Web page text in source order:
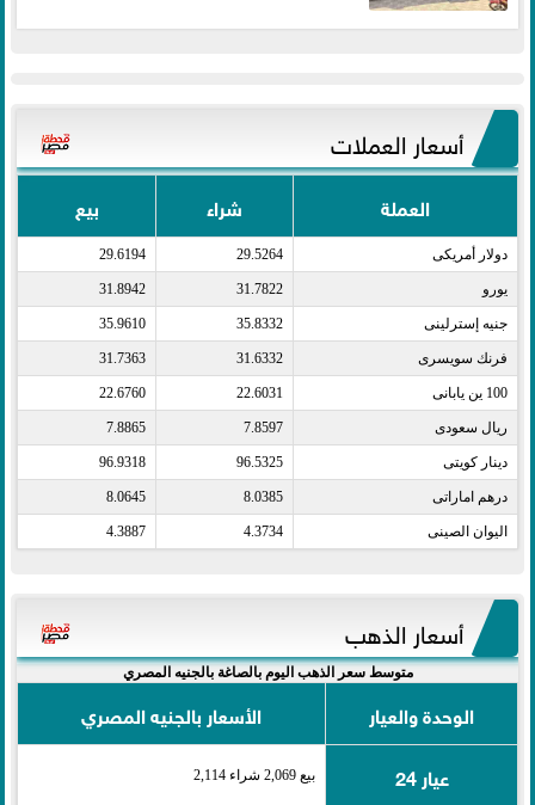
أسعار العملات
العملة شراء بيع
دولار أمريكى​ 29.5264
29.6194
يورو​ 31.7822
31.8942
جنيه إسترلينى​ 35.8332
35.9610
فرنك سويسرى​ 31.6332
31.7363
100 ين يابانى​ 22.6031
22.6760
ريال سعودى​ 7.8597
7.8865
دينار كويتى​ 96.5325
96.9318
درهم اماراتى​ 8.0385
8.0645
اليوان الصينى​ 4.3734
4.3887
أسعار الذهب
متوسط سعر الذهب اليوم بالصاغة بالجنيه المصري
الوحدة والعيار
الأسعار بالجنيه المصري
عيار 24
بيع 2,069 شراء 2,114